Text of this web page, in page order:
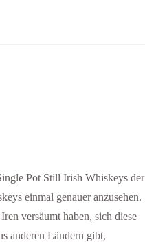
Pot Still Irish Whiskeys der
einmal genauer anzusehen.
versäumt haben, sich diese
anderen Ländern gibt,